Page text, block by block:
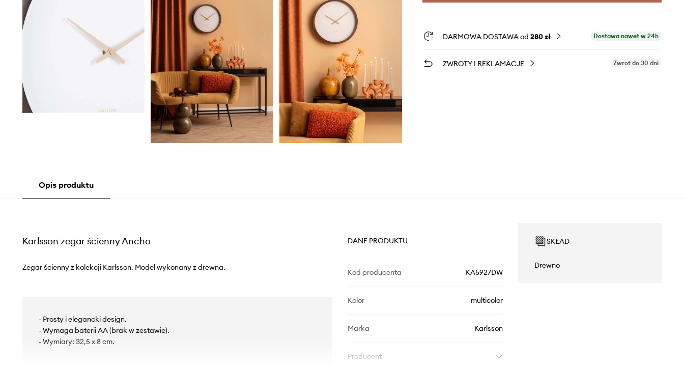
DARMOWA DOSTAWA od 280 zł Dostawa nawet w 24h
ZWROTY I REKLAMACJE Zwrot do 30 dni
Opis produktu
Karlsson zegar ścienny Ancho
Zegar ścienny z kolekcji Karlsson. Model wykonany z drewna.
- Prosty i elegancki design.
- Wymaga baterii AA (brak w zestawie).
- Wymiary: 32,5 x 8 cm.
DANE PRODUKTU
Kod producenta KA5927DW
Kolor multicolor
Marka Karlsson
Producent
SKŁAD
Drewno